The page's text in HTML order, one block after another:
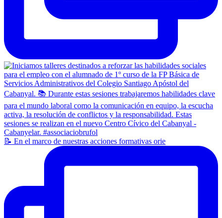
📝 En el marco de nuestras acciones formativas orie